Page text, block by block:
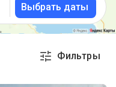
Выбрать даты
Фильтры